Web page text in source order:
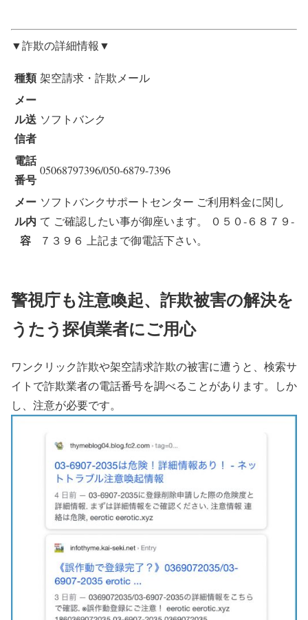
▼詐欺の詳細情報▼
種類 架空請求・詐欺メール
メー
ル送
信者
ソフトバンク
電話
番号
05068797396/050-6879-7396
メー
ル内
容
ソフトバンクサポートセンター ご利用料金に関し
て ご確認したい事が御座います。 ０５０‐６８７９‐
７３９６ 上記まで御電話下さい。
警視庁も注意喚起、詐欺被害の解決を
うたう探偵業者にご用心
ワンクリック詐欺や架空請求詐欺の被害に遭うと、検索サ
イトで詐欺業者の電話番号を調べることがあります。しか
し、注意が必要です。